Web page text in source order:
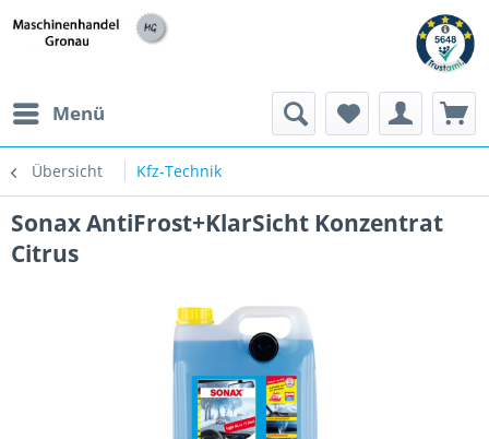
Menü
Übersicht Kfz-Technik
Sonax AntiFrost+KlarSicht Konzentrat
Citrus